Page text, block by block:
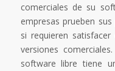
comerciales de su
empresas prueben
si requieren
versiones
software libre tiene